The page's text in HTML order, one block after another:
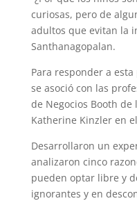
curiosas, pero de
adultos que evitan la
Santhanagopalan.
Para responder a
se asoció con las
de Negocios Booth de
Katherine Kinzler en
Desarrollaron un
analizaron cinco
pueden optar libre y
ignorantes y en